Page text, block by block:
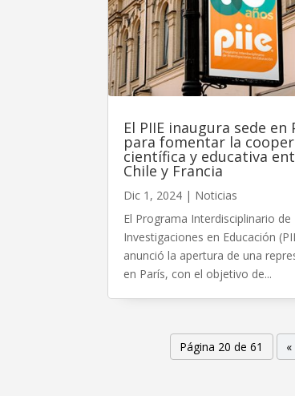
El PIIE inaugura sede en
para fomentar la
científica y educativa
Chile y Francia
Dic 1, 2024 | Noticias
El Programa Interdisciplinario de
Investigaciones en Educación
anunció la apertura de una
en París, con el objetivo de...
Página 20 de 61